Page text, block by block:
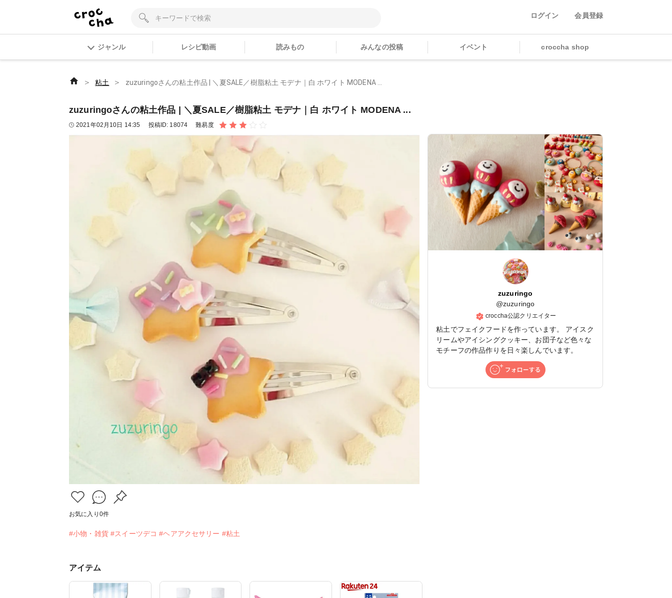
ログイン 会員登録
ジャンル レシピ動画 読みもの みんなの投稿 イベント croccha shop
＞ 粘土 ＞ zuzuringoさんの粘土作品 | ＼夏SALE／樹脂粘土 モデナ｜白 ホワイト MODENA ...
zuzuringoさんの粘土作品 | ＼夏SALE／樹脂粘土 モデナ｜白 ホワイト MODENA ...
2021年02月10日 14:35 投稿ID: 18074 難易度
お気に入り 0件
#小物・雑貨 #スイーツデコ #ヘアアクセサリー #粘土
zuzuringo
@zuzuringo
croccha公認クリエイター
粘土でフェイクフードを作っています。 アイスク
リームやアイシングクッキー、お団子など色々な
モチーフの作品作りを日々楽しんでいます。
アイテム